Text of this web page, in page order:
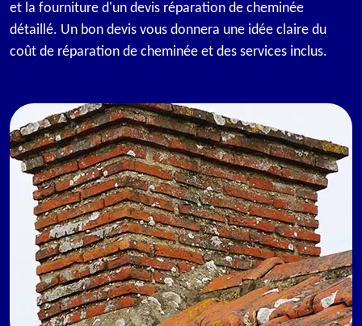
et la fourniture d'un devis réparation de cheminée
détaillé. Un bon devis vous donnera une idée claire du
coût de réparation de cheminée et des services inclus.